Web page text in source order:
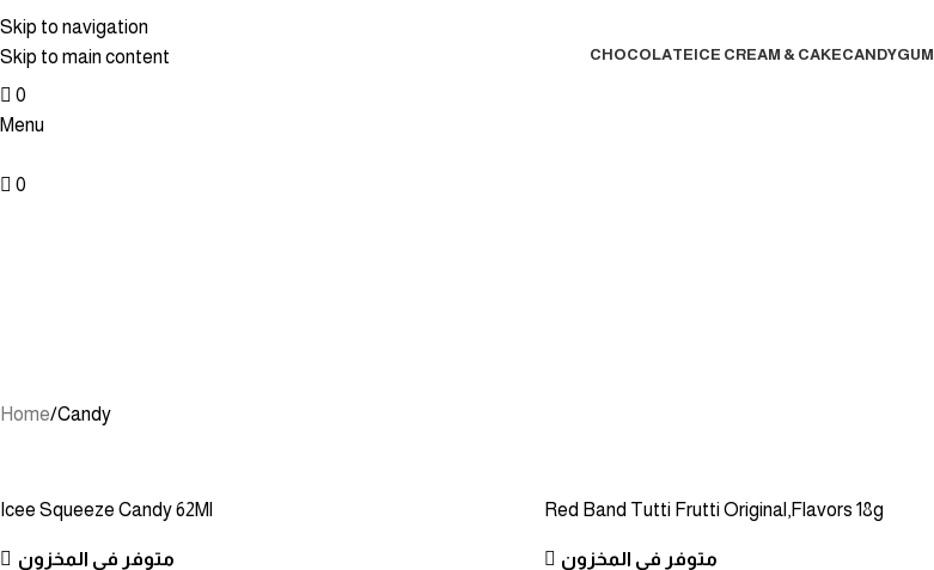
Skip to navigation
Skip to main content
CHOCOLATEICE CREAM & CAKECANDYGUM
0
Menu
0
Home Candy
Icee Squeeze Candy 62Ml
متوفر في المخزون
Red Band Tutti Frutti Original,Flavors 18g
متوفر في المخزون